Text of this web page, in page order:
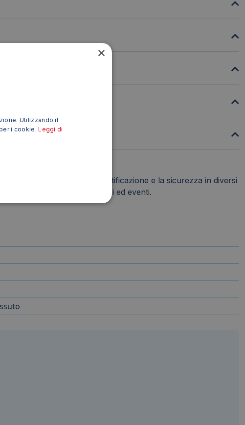
e professionale per l'identificazione e la sicurezza in diversi
per aziende, organizzazioni ed eventi.
×
Utilizzando il
i cookie.Leggi di